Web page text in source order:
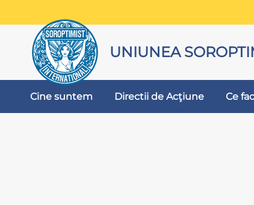
UNIUNEA
Cine suntem Directii de Acţiune Ce